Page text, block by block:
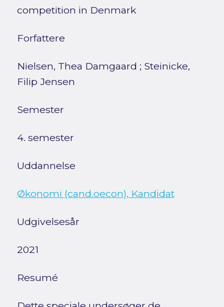
competition in Denmark
Forfattere
Nielsen, Thea Damgaard ; Steinicke,
Filip Jensen
Semester
4. semester
Uddannelse
Økonomi (cand.oecon), Kandidat
Udgivelsesår
2021
Resumé